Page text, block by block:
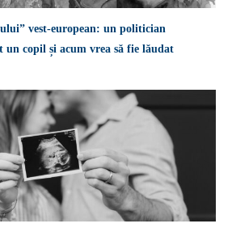
vest-european: un politician
un copil și acum vrea să fie lăudat